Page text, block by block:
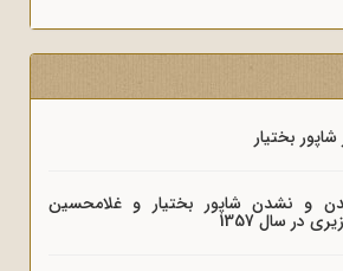
بختیار
و نشدن شاپور بختیار و غلامحسین
در سال 1357